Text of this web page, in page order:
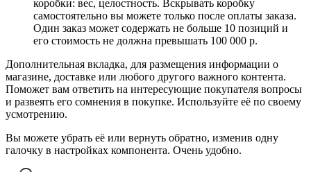
коробки: вес, целостность. Вскрывать коробку
самостоятельно вы можете только после оплаты заказа.
Один заказ может содержать не больше 10 позиций и
его стоимость не должна превышать 100 000 р.
Дополнительная вкладка, для размещения информации о
магазине, доставке или любого другого важного контента.
Поможет вам ответить на интересующие покупателя вопросы
и развеять его сомнения в покупке. Используйте её по своему
усмотрению.
Вы можете убрать её или вернуть обратно, изменив одну
галочку в настройках компонента. Очень удобно.